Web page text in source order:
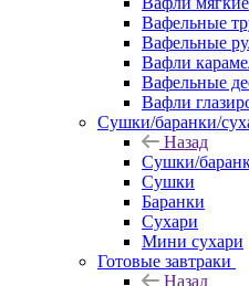
Вафельные
Вафельные
Вафли
Вафельные
Вафли
Сушки/баранки/
Назад
Сушки/
Сушки
Баранки
Сухари
Мини сухари
Готовые завтраки
Назад